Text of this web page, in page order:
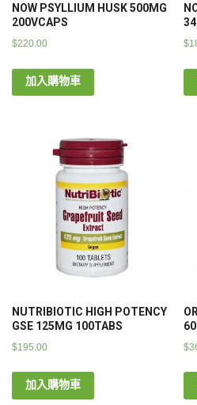
NOW PSYLLIUM HUSK 500MG
200VCAPS
$220.00
加入購物車
$
NUTRIBIOTIC HIGH POTENCY
GSE 125MG 100TABS
$195.00
加入購物車
$